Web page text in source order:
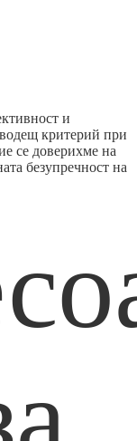
и
критерий при
се доверихме на
безупречност на